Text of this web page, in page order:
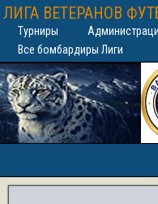
ЛИГА ВЕТЕРАНОВ
Турниры
Все бомбардиры Лиги